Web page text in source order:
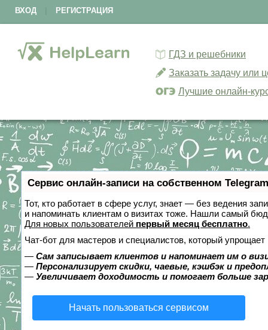
ВХОД РЕГИСТРАЦИЯ
ГДЗ и решебники
Заказать задачу или
Лучшие онлайн-
Сервис онлайн-записи на собственном
Тот, кто работает в сфере услуг, знает — без ведения
и напоминать клиентам о визитах тоже. Нашли самый
Для новых пользователей первый месяц бесплатно.
Чат-бот для мастеров и специалистов, который упрощает
— Сам записывает клиентов и напоминает им о
— Персонализирует скидки, чаевые, кэшбэк и
— Увеличивает доходимость и помогает больше
Начать пользоваться сервисом